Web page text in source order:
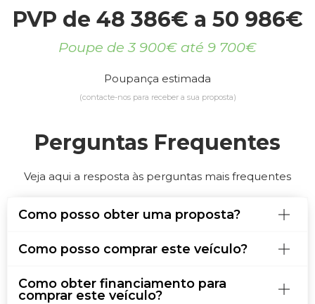
PVP de 48 386€ a 50 986€
Poupe de 3 900€ até 9 700€
Poupança estimada
(contacte-nos para receber a sua proposta)
Perguntas Frequentes
Veja aqui a resposta às perguntas mais frequentes
Como posso obter uma proposta?
Como posso comprar este veículo?
Como obter financiamento para
comprar este veículo?